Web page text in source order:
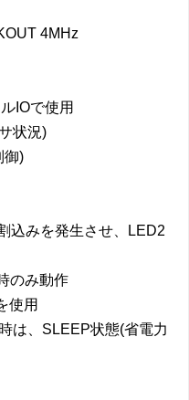
4MHz
IOで使用
状況)
)
みを発生させ、LED2
のみ動作
使用
、SLEEP状態(省電力